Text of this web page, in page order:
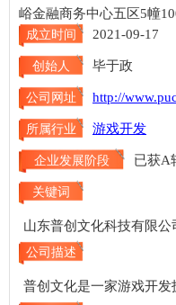
峪金融商务中心五区5幢
成立时间 2021-09-17
创始人 毕于政
公司网址 http://
所属行业 游戏开发
企业发展阶段 已获A
关键词
山东普创文化科技有限公
公司描述
普创文化是一家游戏开发